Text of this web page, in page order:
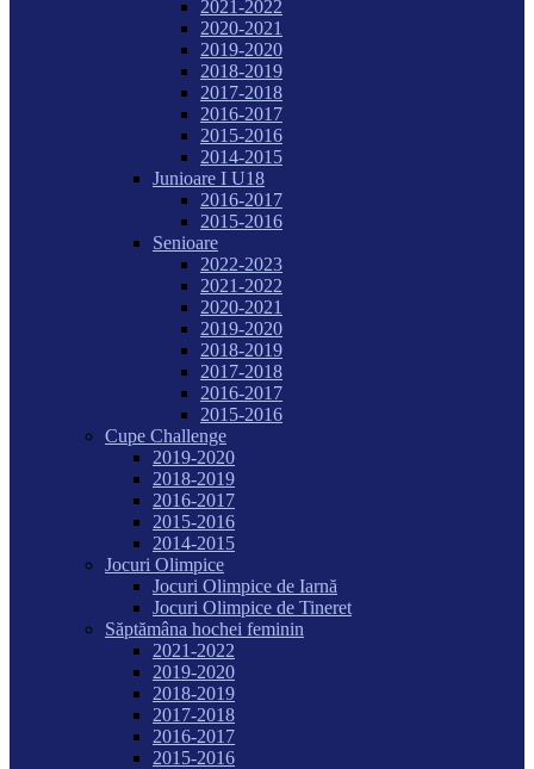
2021-2022
2020-2021
2019-2020
2018-2019
2017-2018
2016-2017
2015-2016
2014-2015
Junioare I U18
2016-2017
2015-2016
Senioare
2022-2023
2021-2022
2020-2021
2019-2020
2018-2019
2017-2018
2016-2017
2015-2016
Cupe Challenge
2019-2020
2018-2019
2016-2017
2015-2016
2014-2015
Jocuri Olimpice
Jocuri Olimpice de Iarnă
Jocuri Olimpice de Tineret
Săptămâna hochei feminin
2021-2022
2019-2020
2018-2019
2017-2018
2016-2017
2015-2016